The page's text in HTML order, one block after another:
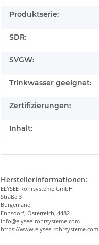
Produktserie:
SDR:
SVGW:
Trinkwasser geeignet:
Zertifizierungen:
Inhalt:
Herstellerinformationen:
ELYSEE Rohrsysteme GmbH
Straße 3
Burgenland
Ennsdorf, Österreich, 4482
info@elysee-rohrsysteme.com
https://www.elysee-rohrsysteme.com